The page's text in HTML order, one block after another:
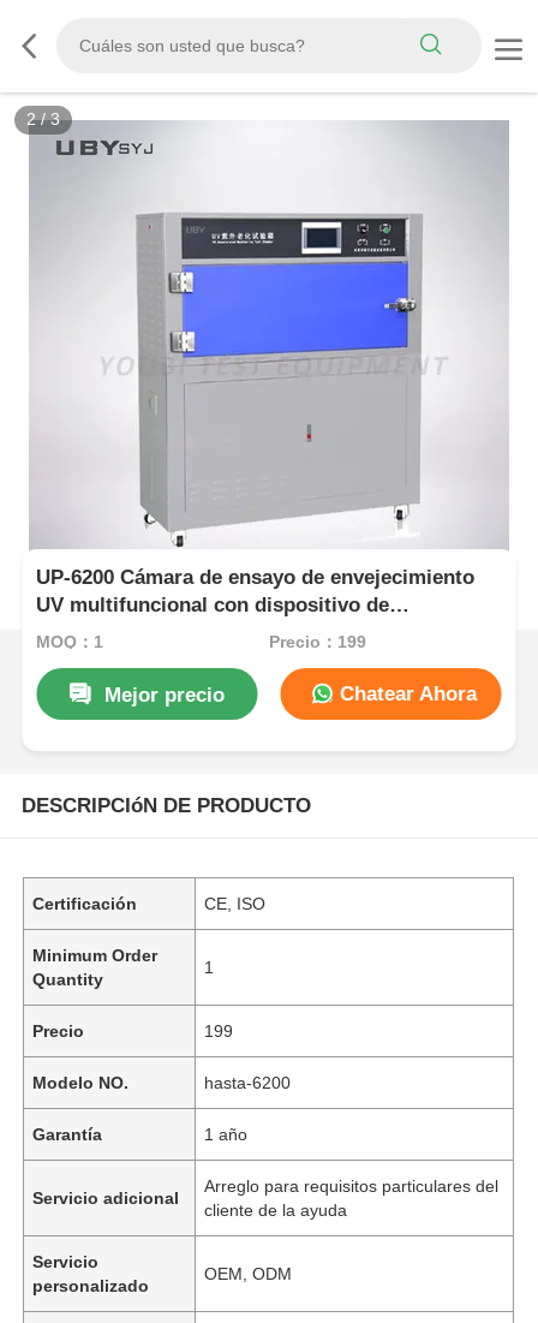
3/3
UP-6200 Cámara de ensayo de envejecimiento
UV multifuncional con dispositivo de
condensación único y 8 lámparas UV
MOQ：1 Precio：199
Mejor precio Chatear Ahora
DESCRIPCIóN DE PRODUCTO
Certificación CE, ISO
Minimum Order
Quantity
1
Precio 199
Modelo NO. hasta-6200
Garantía 1 año
Servicio adicional
Arreglo para requisitos particulares del
cliente de la ayuda
Servicio
personalizado
OEM, ODM